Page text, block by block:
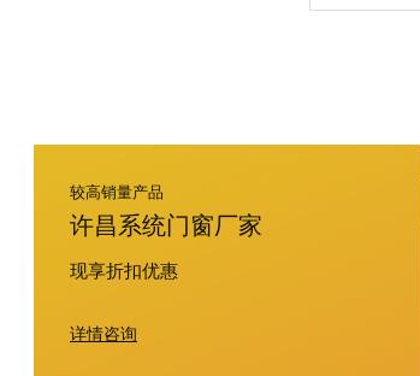
较高销量产品
许昌系统门窗厂家
现享折扣优惠
详情咨询
HOT